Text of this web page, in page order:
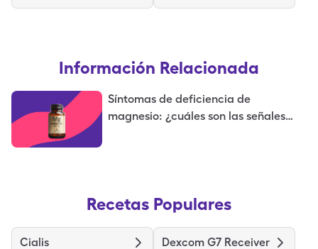
Información Relacionada
Síntomas de deficiencia de
magnesio: ¿cuáles son las señales
Recetas Populares
Cialis Dexcom G7 Receiver